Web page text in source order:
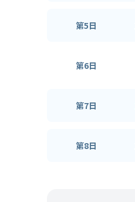
第5日
第6日
第7日
第8日